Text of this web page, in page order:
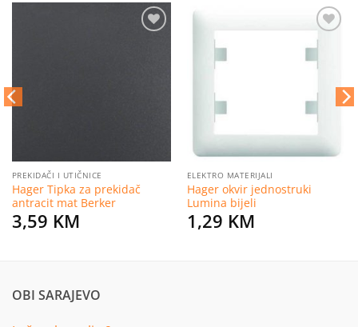
PREKIDAČI I UTIČNICE
Hager Tipka za prekidač
antracit mat Berker
3,59 KM
Dodaj
listu
ELEKTRO MATERIJALI
Hager okvir jednostruki
Lumina bijeli
1,29 KM
OBI SARAJEVO